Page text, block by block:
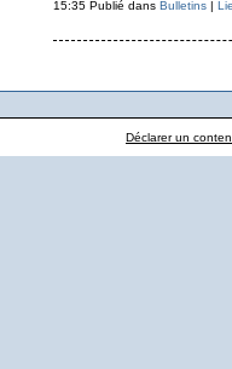
15:35 Publié dans Bulletins|
Déclarer un